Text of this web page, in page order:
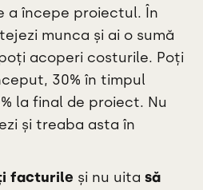
a începe proiectul. În
munca și ai o sumă
acoperi costurile. Poți
30% în timpul
la final de proiect. Nu
și treaba asta în
facturile și nu uita să